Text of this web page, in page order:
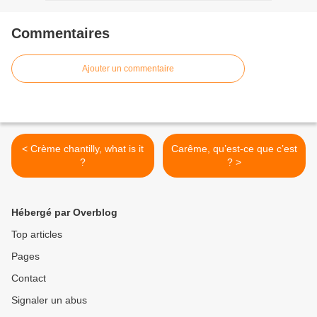
Commentaires
Ajouter un commentaire
< Crème chantilly, what is it
?
Carême, qu’est-ce que c’est
? >
Hébergé par Overblog
Top articles
Pages
Contact
Signaler un abus